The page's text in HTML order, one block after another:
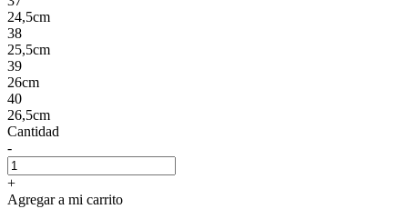
24,5cm
38
25,5cm
39
26cm
40
26,5cm
Cantidad
-
+
Agregar a mi carrito